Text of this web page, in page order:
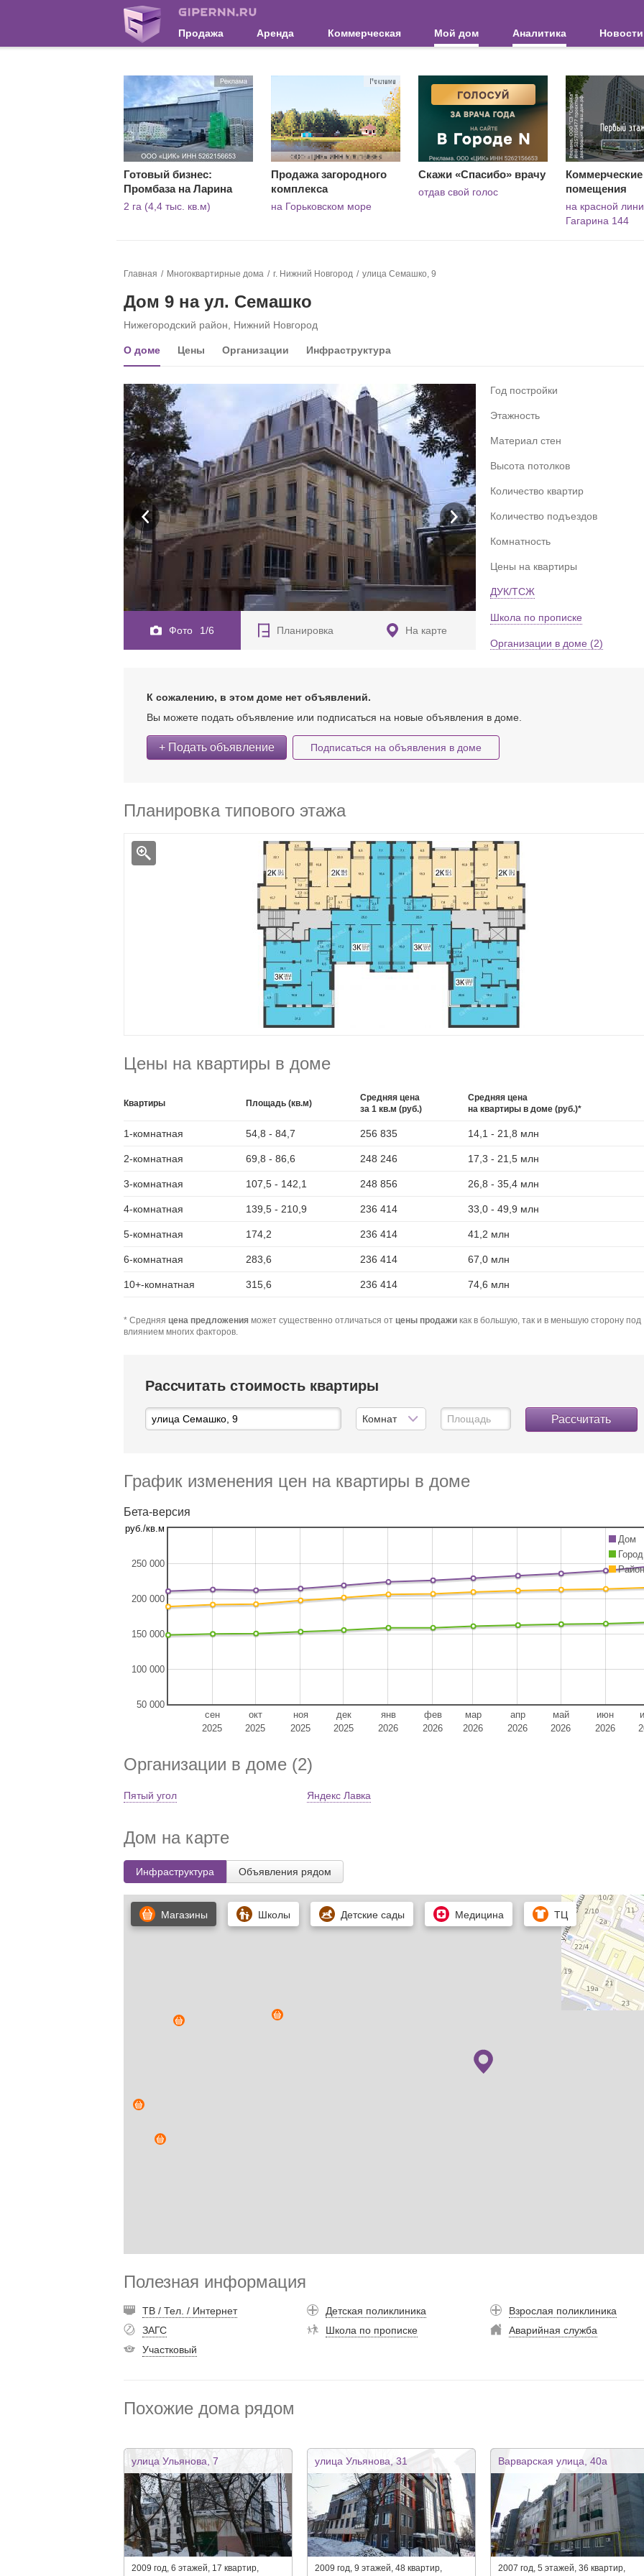
Продажа Аренда Коммерческая Мой дом Аналитика Новости
Готовый бизнес:
Промбаза на Ларина
2 га (4,4 тыс. кв.м)
Продажа загородного
комплекса
на Горьковском море
Скажи «Спасибо» врачу
отдав свой голос
Коммерческие
помещения
на красной
Гагарина 144
Главная Многоквартирные дома г. Нижний Новгород улица Семашко, 9
Дом 9 на ул. Семашко
Нижегородский район, Нижний Новгород
О доме Цены Организации Инфраструктура
Фото 1/6 Планировка На карте
Год постройки
Этажность
Материал стен
Высота потолков
Количество квартир
Количество подъездов
Комнатность
Цены на квартиры
ДУК/ТСЖ
Школа по прописке
Организации в доме (2)
К сожалению, в этом доме нет объявлений.
Вы можете подать объявление или подписаться на новые объявления в доме.
+ Подать объявление Подписаться на объявления в доме
Планировка типового этажа
Цены на квартиры в доме
Квартиры Площадь (кв.м)
Средняя цена
за 1 кв.м (руб.)
Средняя цена
на квартиры в доме (руб.)*
1-комнатная 54,8 - 84,7 256 835 14,1 - 21,8 млн
2-комнатная 69,8 - 86,6 248 246 17,3 - 21,5 млн
3-комнатная 107,5 - 142,1 248 856 26,8 - 35,4 млн
4-комнатная 139,5 - 210,9 236 414 33,0 - 49,9 млн
5-комнатная 174,2 236 414 41,2 млн
6-комнатная 283,6 236 414 67,0 млн
10+-комнатная 315,6 236 414 74,6 млн
* Средняя цена предложения может существенно отличаться от цены продажи как в большую, так и в меньшую сторону под
влиянием многих факторов.
Рассчитать стоимость квартиры
Рассчитать
График изменения цен на квартиры в доме
Бета-версия
сен
2025
окт
2025
ноя
2025
дек
2025
янв
2026
фев
2026
мар
2026
апр
2026
май
2026
июн
2026
50 000
100 000
150 000
200 000
250 000
руб./кв.м
Дом
Город
Район
Организации в доме (2)
Пятый угол Яндекс Лавка
Дом на карте
Инфраструктура Объявления рядом
Магазины Школы Детские сады Медицина ТЦ
Полезная информация
ТВ / Тел. / Интернет Детская поликлиника
Взрослая поликлиника
ЗАГС
Школа по прописке
Аварийная служба
Участковый
Похожие дома рядом
улица Ульянова, 7
2009 год, 6 этажей, 17 квартир,
улица Ульянова, 31
2009 год, 9 этажей, 48 квартир,
Варварская улица, 40а
2007 год, 5 этажей, 36 квартир,